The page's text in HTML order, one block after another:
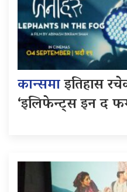
कान्समाइतिहास
‘इलिफेन्ट्स इन द